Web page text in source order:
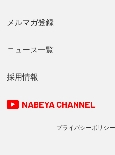
メルマガ登録
ニュース一覧
採用情報
NABEYA CHANNEL
プライバシーポリシー